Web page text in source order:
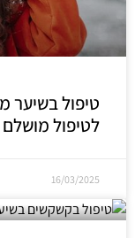
טיפול בשיער
לטיפול מושלם
16/03/2025